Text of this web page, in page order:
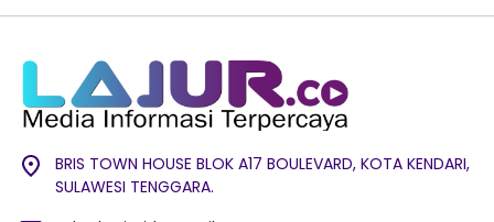
BRIS TOWN HOUSE BLOK A17 BOULEVARD, KOTA KENDARI,
SULAWESI TENGGARA.